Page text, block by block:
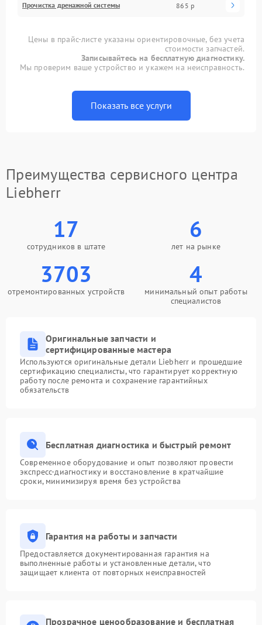
Прочистка дренажной системы 865 р
Цены в прайс-листе указаны ориентировочные, без учета
стоимости запчастей.
Записывайтесь на бесплатную диагностику.
Мы проверим ваше устройство и укажем на неисправность.
Показать все услуги
Преимущества сервисного центра
Liebherr
17
сотрудников в штате
6
лет на рынке
3703
отремонтированных устройств
4
минимальный опыт работы
специалистов
Оригинальные запчасти и
сертифицированные мастера
Используются оригинальные детали Liebherr и прошедшие
сертификацию специалисты, что гарантирует корректную
работу после ремонта и сохранение гарантийных
обязательств
Бесплатная диагностика и быстрый ремонт
Современное оборудование и опыт позволяют провести
экспресс-диагностику и восстановление в кратчайшие
сроки, минимизируя время без устройства
Гарантия на работы и запчасти
Предоставляется документированная гарантия на
выполненные работы и установленные детали, что
защищает клиента от повторных неисправностей
Прозрачное ценообразование и бесплатная